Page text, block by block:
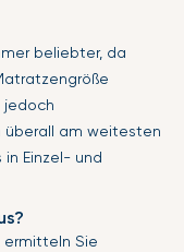
beliebter, da
jedoch
überall am weitesten
Einzel- und
ermitteln Sie